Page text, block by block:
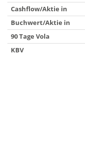
Cashflow/Aktie in
Buchwert/Aktie in
90 Tage Vola
KBV